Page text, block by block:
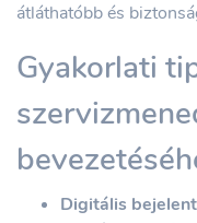
átláthatóbb és
Gyakorlati
Digitális